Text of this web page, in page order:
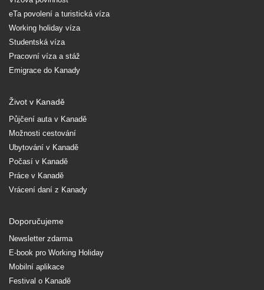
eTa povolení a turistická víza
Working holiday víza
Studentská víza
Pracovní víza a stáž
Emigrace do Kanady
Život v Kanadě
Půjčení auta v Kanadě
Možnosti cestování
Ubytování v Kanadě
Počasí v Kanadě
Práce v Kanadě
Vrácení daní z Kanady
Doporučujeme
Newsletter zdarma
E-book pro Working Holiday
Mobilní aplikace
Festival o Kanadě